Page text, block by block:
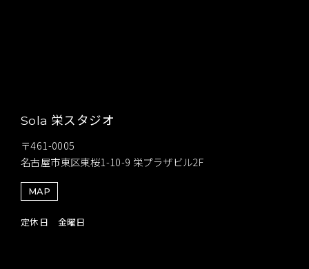
Sola 栄スタジオ
〒461-0005
名古屋市東区東桜1-10-9 栄プラザビル2F
MAP
定休日 金曜日